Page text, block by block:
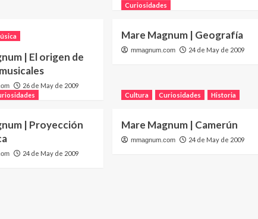
| El origen de
26 de May de 2009
Curiosidades
Mare Magnum | Geografía
mmagnum.com 24 de May de 2009
| Proyección
24 de May de 2009
Cultura Curiosidades Historia
Mare Magnum | Camerún
mmagnum.com 24 de May de 2009